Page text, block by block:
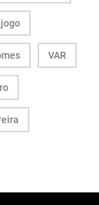
VAR